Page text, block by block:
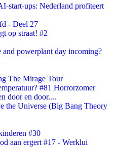
start-ups: Nederland profiteert
- Deel 27
op straat! #2
powerplant day incoming?
The Mirage Tour
#81 Horrorzomer
door en door....
the Universe (Big Bang Theory
#30
aan ergert #17 - Werklui